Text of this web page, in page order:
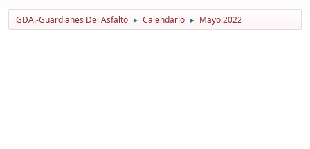
GDA.-Guardianes Del Asfalto ► Calendario ► Mayo 2022